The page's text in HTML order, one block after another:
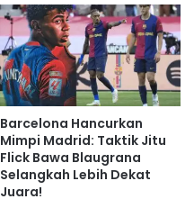
Barcelona Hancurkan
Mimpi Madrid: Taktik Jitu
Flick Bawa Blaugrana
Selangkah Lebih Dekat
Juara!